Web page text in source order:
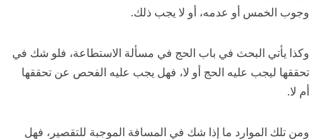
وجوب الخمس أو عدمه، أو لا يجب ذلك.
وكذا يأتي البحث في باب الحج في مسألة الاستطاعة، فلو شك في
تحققها ليجب عليه الحج أو لا، فهل يجب عليه الفحص عن تحققها
أم لا.
ومن تلك الموارد ما إذا شك في المسافة الموجبة للتقصير، فهل